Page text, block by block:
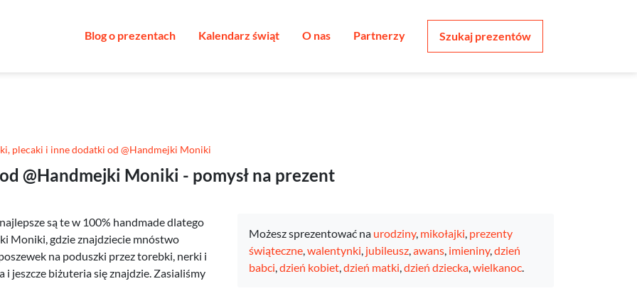
Blog o prezentach Kalendarz świąt O nas Partnerzy Szukaj prezentów
plecaki i inne dodatki od @Handmejki Moniki
@Handmejki Moniki - pomysł na prezent
są te w 100% handmade dlatego
Moniki, gdzie znajdziecie mnóstwo
na poduszki przez torebki, nerki i
i jeszcze biżuteria się znajdzie. Zasialiśmy
Możesz sprezentować na urodziny, mikołajki, prezenty
świąteczne,walentynki, jubileusz,awans, imieniny,dzień
babci,dzień kobiet,dzień matki,dzień dziecka,wielkanoc.